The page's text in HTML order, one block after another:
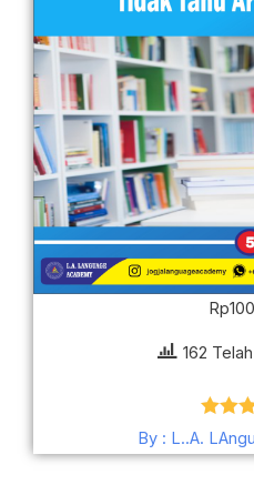
Rp
162
Dinilai
By : L..A.